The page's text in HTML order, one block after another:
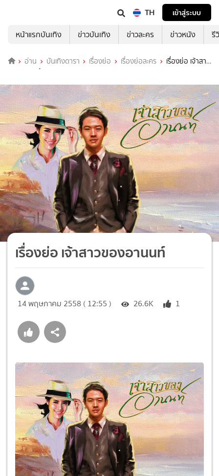
TH
เข้าสู่ระบบ
หน้าแรกบันเทิง
ข่าวบันเทิง ข่าวละคร ข่าวหนัง รี
อ่าน บันเทิงดารา เรื่องย่อ เรื่องย่อละคร
เรื่องย่อ เจ้าสาว
ของอานนท์
เรื่องย่อ เจ้าสาวของอานนท์
14 พฤษภาคม 2558 ( 12:55 ) 26.6K 1